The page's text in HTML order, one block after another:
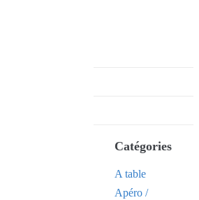
Catégories
A table
Apéro /